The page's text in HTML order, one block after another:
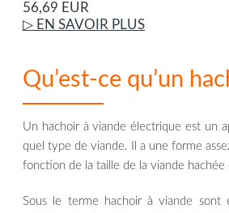
56,69 EUR
▷ EN SAVOIR PLUS
Qu’est-ce qu’un
Un hachoir à viande électrique est un
quel type de viande. Il a une forme
fonction de la taille de la viande hachée
Sous le terme hachoir à viande sont